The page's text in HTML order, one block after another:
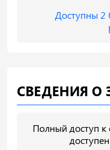
Доступны 2
СВЕДЕНИЯ
Полный доступ к